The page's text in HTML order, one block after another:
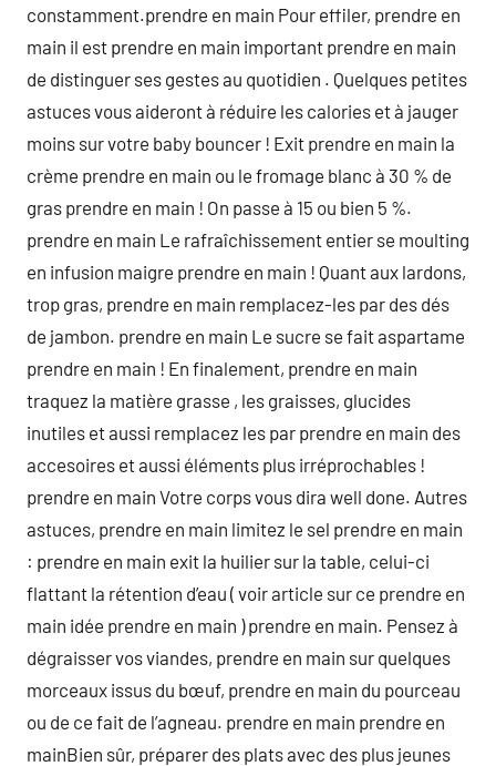
constamment.prendre en main Pour effiler, prendre en
main il est prendre en main important prendre en main
de distinguer ses gestes au quotidien . Quelques petites
astuces vous aideront à réduire les calories et à jauger
moins sur votre baby bouncer ! Exit prendre en main la
crème prendre en main ou le fromage blanc à 30 % de
gras prendre en main ! On passe à 15 ou bien 5 %.
prendre en main Le rafraîchissement entier se moulting
en infusion maigre prendre en main ! Quant aux lardons,
trop gras, prendre en main remplacez-les par des dés
de jambon. prendre en main Le sucre se fait aspartame
prendre en main ! En finalement, prendre en main
traquez la matière grasse , les graisses, glucides
inutiles et aussi remplacez les par prendre en main des
accesoires et aussi éléments plus irréprochables !
prendre en main Votre corps vous dira well done. Autres
astuces, prendre en main limitez le sel prendre en main
: prendre en main exit la huilier sur la table, celui-ci
flattant la rétention d’eau ( voir article sur ce prendre en
main idée prendre en main ) prendre en main. Pensez à
dégraisser vos viandes, prendre en main sur quelques
morceaux issus du bœuf, prendre en main du pourceau
ou de ce fait de l’agneau. prendre en main prendre en
mainBien sûr, préparer des plats avec des plus jeunes